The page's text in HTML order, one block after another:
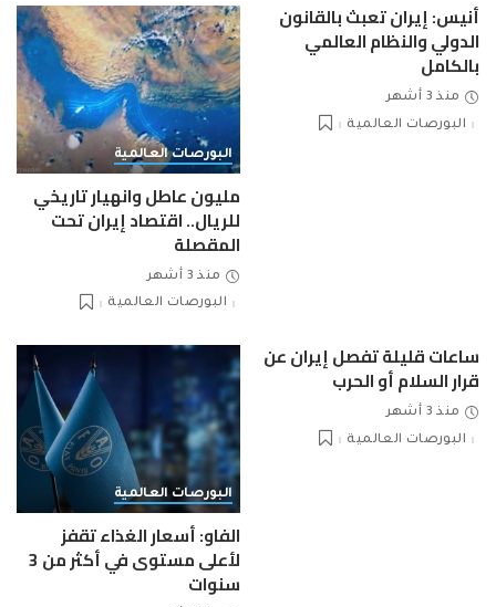
أنيس: إيران تعبث بالقانون
الدولي والنظام العالمي
بالكامل
منذ 3 أشهر
البورصات العالمية
البورصات العالمية
مليون عاطل وانهيار تاريخي
للريال.. اقتصاد إيران تحت
المقصلة
منذ 3 أشهر
البورصات العالمية
ساعات قليلة تفصل إيران عن
قرار السلام أو الحرب
منذ 3 أشهر
البورصات العالمية
البورصات العالمية
الفاو: أسعار الغذاء تقفز
لأعلى مستوى في أكثر من 3
سنوات